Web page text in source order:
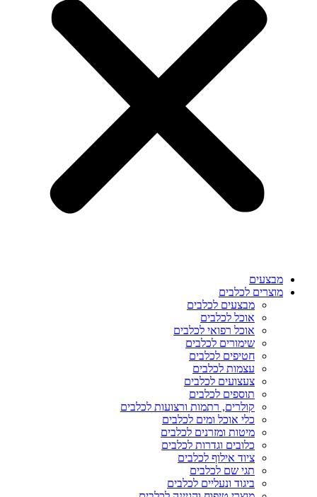
מבצעים
מוצרים לכלבים
מבצעים לכלבים
אוכל לכלבים
אוכל רפואי לכלבים
שימורים לכלבים
חטיפים לכלבים
עצמות לכלבים
צעצועים לכלבים
תוספים לכלבים
קולרים, רתמות ורצועות לכלבים
כלי אוכל ומים לכלבים
מיטות ומזרנים לכלבים
כלובים וגדרות לכלבים
ציוד אילוף לכלבים
תגי שם לכלבים
ביגוד ונעליים לכלבים